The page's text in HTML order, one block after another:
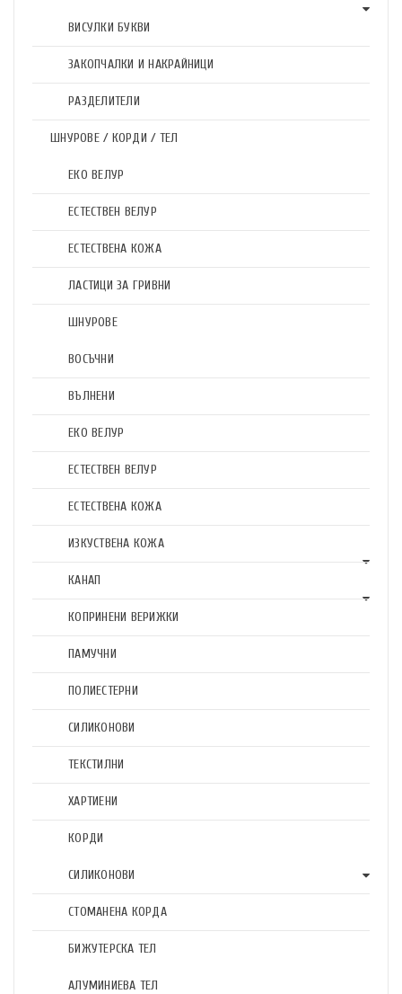
ВИСУЛКИ БУКВИ
ЗАКОПЧАЛКИ И НАКРАЙНИЦИ
РАЗДЕЛИТЕЛИ
ШНУРОВЕ / КОРДИ / ТЕЛ
ЕКО ВЕЛУР
ЕСТЕСТВЕН ВЕЛУР
ЕСТЕСТВЕНА КОЖА
ЛАСТИЦИ ЗА ГРИВНИ
ШНУРОВЕ
ВОСЪЧНИ
ВЪЛНЕНИ
ЕКО ВЕЛУР
ЕСТЕСТВЕН ВЕЛУР
ЕСТЕСТВЕНА КОЖА
ИЗКУСТВЕНА КОЖА
КАНАП
КОПРИНЕНИ ВЕРИЖКИ
ПАМУЧНИ
ПОЛИЕСТЕРНИ
СИЛИКОНОВИ
ТЕКСТИЛНИ
ХАРТИЕНИ
КОРДИ
СИЛИКОНОВИ
СТОМАНЕНА КОРДА
БИЖУТЕРСКА ТЕЛ
АЛУМИНИЕВА ТЕЛ